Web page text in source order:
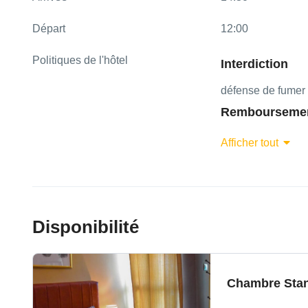
Départ 12:00
Politiques de l'hôtel Interdiction
défense de
En cas
Afficher tout
Disponibilité
Chambre